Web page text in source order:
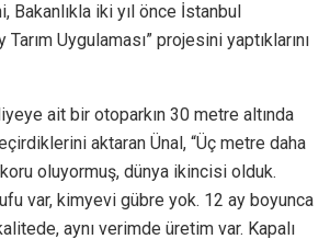
Bakanlıkla iki yıl önce İstanbul
Tarım Uygulaması” projesini yaptıklarını
ait bir otoparkın 30 metre altında
aktaran Ünal, “Üç metre daha
oluyormuş, dünya ikincisi olduk.
var, kimyevi gübre yok. 12 ay boyunca
aynı verimde üretim var. Kapalı